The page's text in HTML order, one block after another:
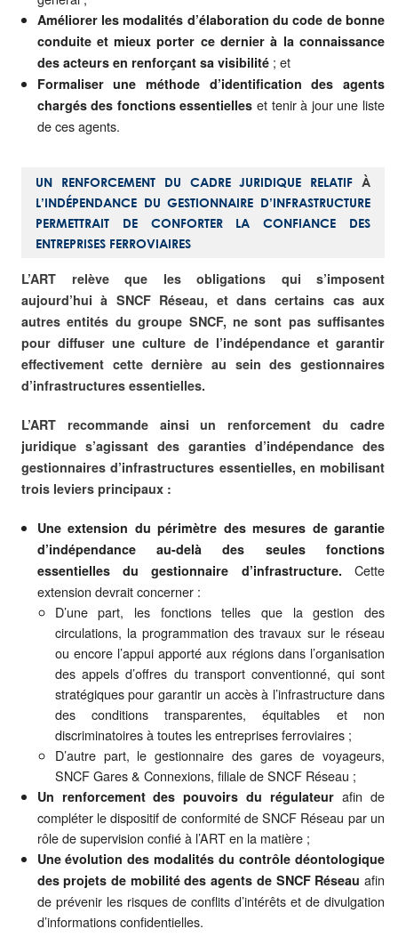
Améliorer les modalités d’élaboration du code de bonne
conduite et mieux porter ce dernier à la connaissance
des acteurs en renforçant sa visibilité; et
Formaliser une méthode d’identification des agents
chargés des fonctions essentielles et tenir à jour une liste
de ces agents.
UN RENFORCEMENT DU CADRE JURIDIQUE RELATIF À
L’INDÉPENDANCE DU GESTIONNAIRE D’INFRASTRUCTURE
PERMETTRAIT DE CONFORTER LA CONFIANCE DES
ENTREPRISES FERROVIAIRES
L’ART relève que les obligations qui s’imposent
aujourd’hui à SNCF Réseau, et dans certains cas aux
autres entités du groupe SNCF, ne sont pas suffisantes
pour diffuser une culture de l’indépendance et garantir
effectivement cette dernière au sein des gestionnaires
d’infrastructures essentielles.
L’ART recommande ainsi un renforcement du cadre
juridique s’agissant des garanties d’indépendance des
gestionnaires d’infrastructures essentielles, en mobilisant
trois leviers principaux :
Une extension du périmètre des mesures de garantie
d’indépendance au-delà des seules fonctions
essentielles du gestionnaire d’infrastructure. Cette
extension devrait concerner :
D’une part, les fonctions telles que la gestion des
circulations, la programmation des travaux sur le réseau
ou encore l’appui apporté aux régions dans l’organisation
des appels d’offres du transport conventionné, qui sont
stratégiques pour garantir un accès à l’infrastructure dans
des conditions transparentes, équitables et non
discriminatoires à toutes les entreprises ferroviaires ;
D’autre part, le gestionnaire des gares de voyageurs,
SNCF Gares & Connexions, filiale de SNCF Réseau ;
Un renforcement des pouvoirs du régulateurafin de
compléter le dispositif de conformité de SNCF Réseau par un
rôle de supervision confié à l’ART en la matière ;
Une évolution des modalités du contrôle déontologique
des projets de mobilité des agents de SNCF Réseau afin
de prévenir les risques de conflits d’intérêts et de divulgation
d’informations confidentielles.